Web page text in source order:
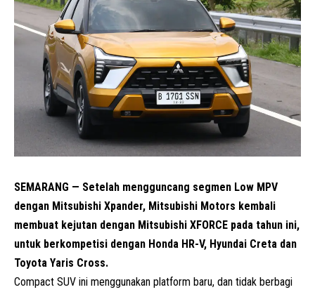
SEMARANG — Setelah mengguncang segmen Low MPV
dengan Mitsubishi Xpander, Mitsubishi Motors kembali
membuat kejutan dengan Mitsubishi XFORCE pada tahun ini,
untuk berkompetisi dengan Honda HR-V, Hyundai Creta dan
Toyota Yaris Cross.
Compact SUV ini menggunakan platform baru, dan tidak berbagi